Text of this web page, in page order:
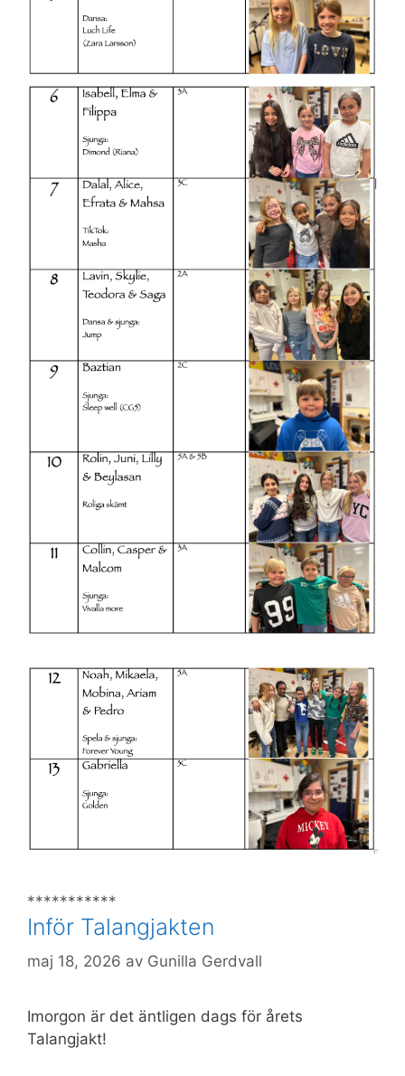
***********
Inför Talangjakten
maj 18, 2026 av Gunilla Gerdvall
Imorgon är det äntligen dags för årets
Talangjakt!